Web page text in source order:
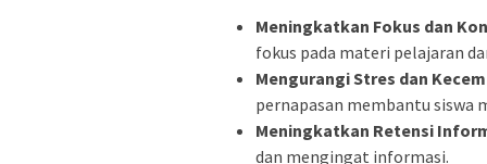
Meningkatkan Fokus dan
fokus pada materi pelajaran
Mengurangi Stres dan
pernapasan membantu siswa
Meningkatkan Retensi
dan mengingat informasi.